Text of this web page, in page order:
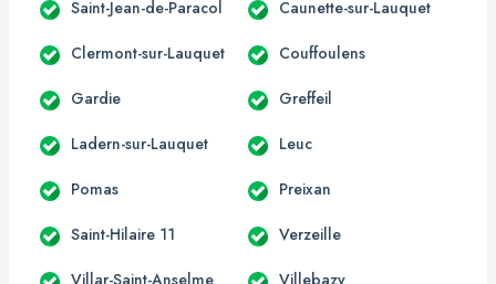
Saint-Jean-de-Paracol Caunette-sur-Lauquet
Clermont-sur-Lauquet Couffoulens
Gardie Greffeil
Ladern-sur-Lauquet Leuc
Pomas Preixan
Saint-Hilaire 11 Verzeille
Villar-Saint-Anselme Villebazy